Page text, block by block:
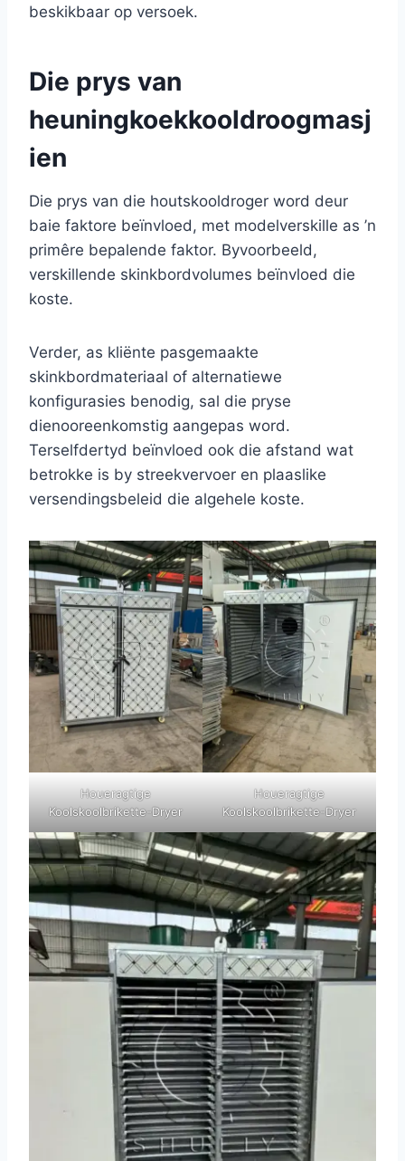
beskikbaar op versoek.
Die prys van
heuningkoekkooldroogmasj
ien
Die prys van die houtskooldroger word deur
baie faktore beïnvloed, met modelverskille as ’n
primêre bepalende faktor. Byvoorbeeld,
verskillende skinkbordvolumes beïnvloed die
koste.
Verder, as kliënte pasgemaakte
skinkbordmateriaal of alternatiewe
konfigurasies benodig, sal die pryse
dienooreenkomstig aangepas word.
Terselfdertyd beïnvloed ook die afstand wat
betrokke is by streekvervoer en plaaslike
versendingsbeleid die algehele koste.
Houeragtige
Koolskoolbrikette-Dryer
Houeragtige
Koolskoolbrikette-Dryer